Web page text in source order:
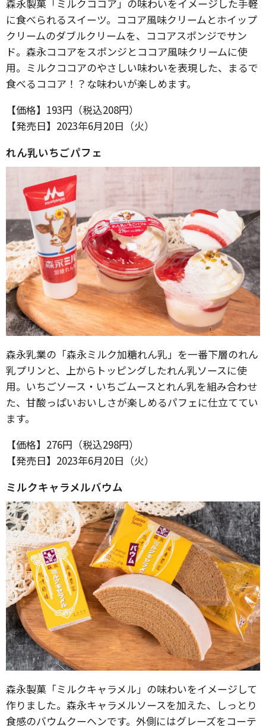
森永製菓「ミルクココア」の味わいをイメージした手軽
に食べられるスイーツ。ココア風味クリームとホイップ
クリームのダブルクリームを、ココアスポンジでサン
ド。森永ココアをスポンジとココア風味クリームに使
用。ミルクココアのやさしい味わいを表現した、まるで
食べるココア！？な味わいが楽しめます。
【価格】193円（税込208円）
【発売日】2023年6月20日（火）
れん乳いちごパフェ
森永乳業の「森永ミルク加糖れん乳」を一番下層のれん
乳プリンと、上からトッピングしたれん乳ソースに使
用。いちごソース・いちごムースとれん乳を組み合わせ
た、甘酸っぱいおいしさが楽しめるパフェに仕立ててい
ます。
【価格】276円（税込298円）
【発売日】2023年6月20日（火）
ミルクキャラメルバウム
森永製菓「ミルクキャラメル」の味わいをイメージして
作りました。森永キャラメルソースを加えた、しっとり
食感のバウムクーヘンです。外側にはグレーズをコーテ